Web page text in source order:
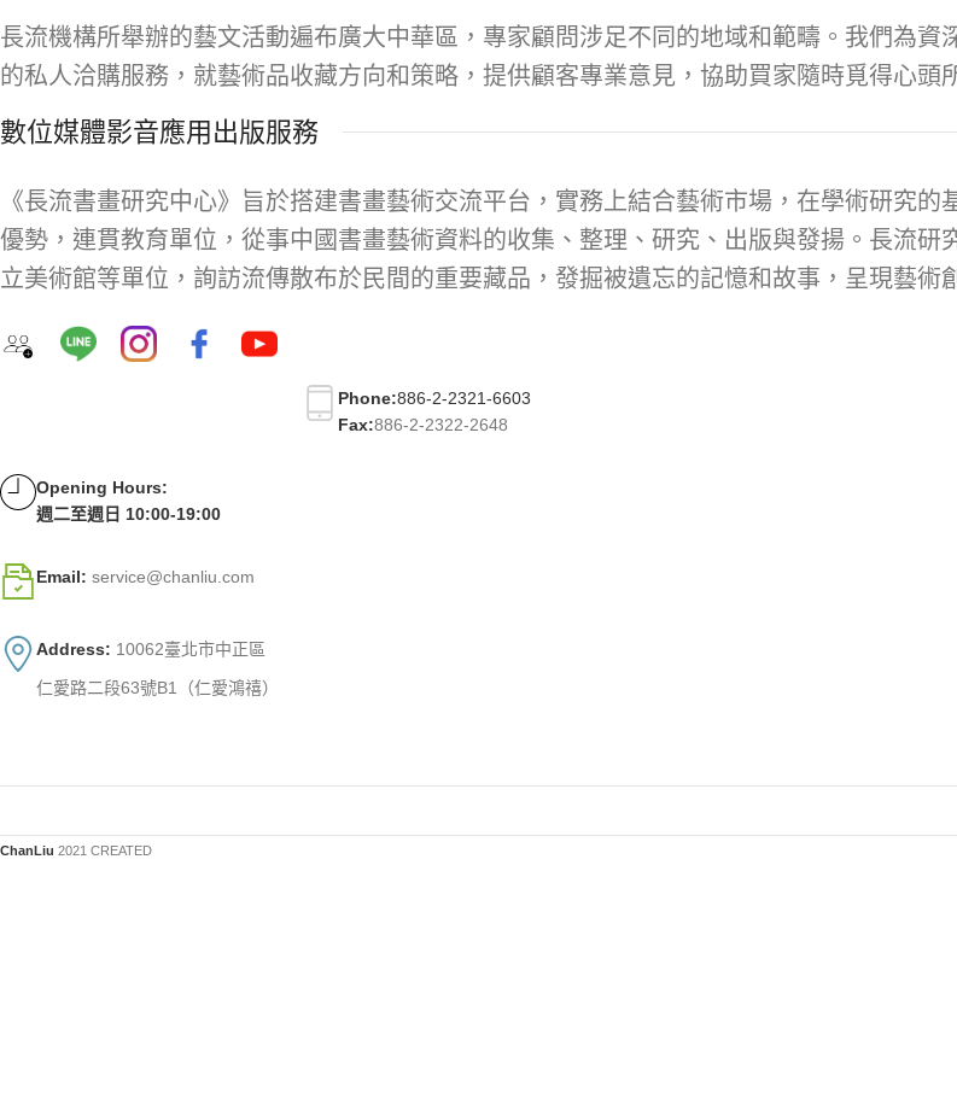
長流機構所舉辦的藝文活動遍布廣大中華區，專家顧問涉足不同的地域和範疇。我們為資
的私人洽購服務，就藝術品收藏方向和策略，提供顧客專業意見，協助買家隨時覓得心頭
數位媒體影音應用出版服務
《長流書畫研究中心》旨於搭建書畫藝術交流平台，實務上結合藝術市場，在學術研究
優勢，連貫教育單位，從事中國書畫藝術資料的收集、整理、研究、出版與發揚。長流
立美術館等單位，詢訪流傳散布於民間的重要藏品，發掘被遺忘的記憶和故事，呈現藝術
Phone:886-2-2321-6603
Fax:886-2-2322-2648
Opening Hours:
週二至週日 10:00-19:00
Email: service@chanliu.com
Address: 10062臺北市中正區
仁愛路二段63號B1（仁愛鴻禧）
ChanLiu 2021 CREATED